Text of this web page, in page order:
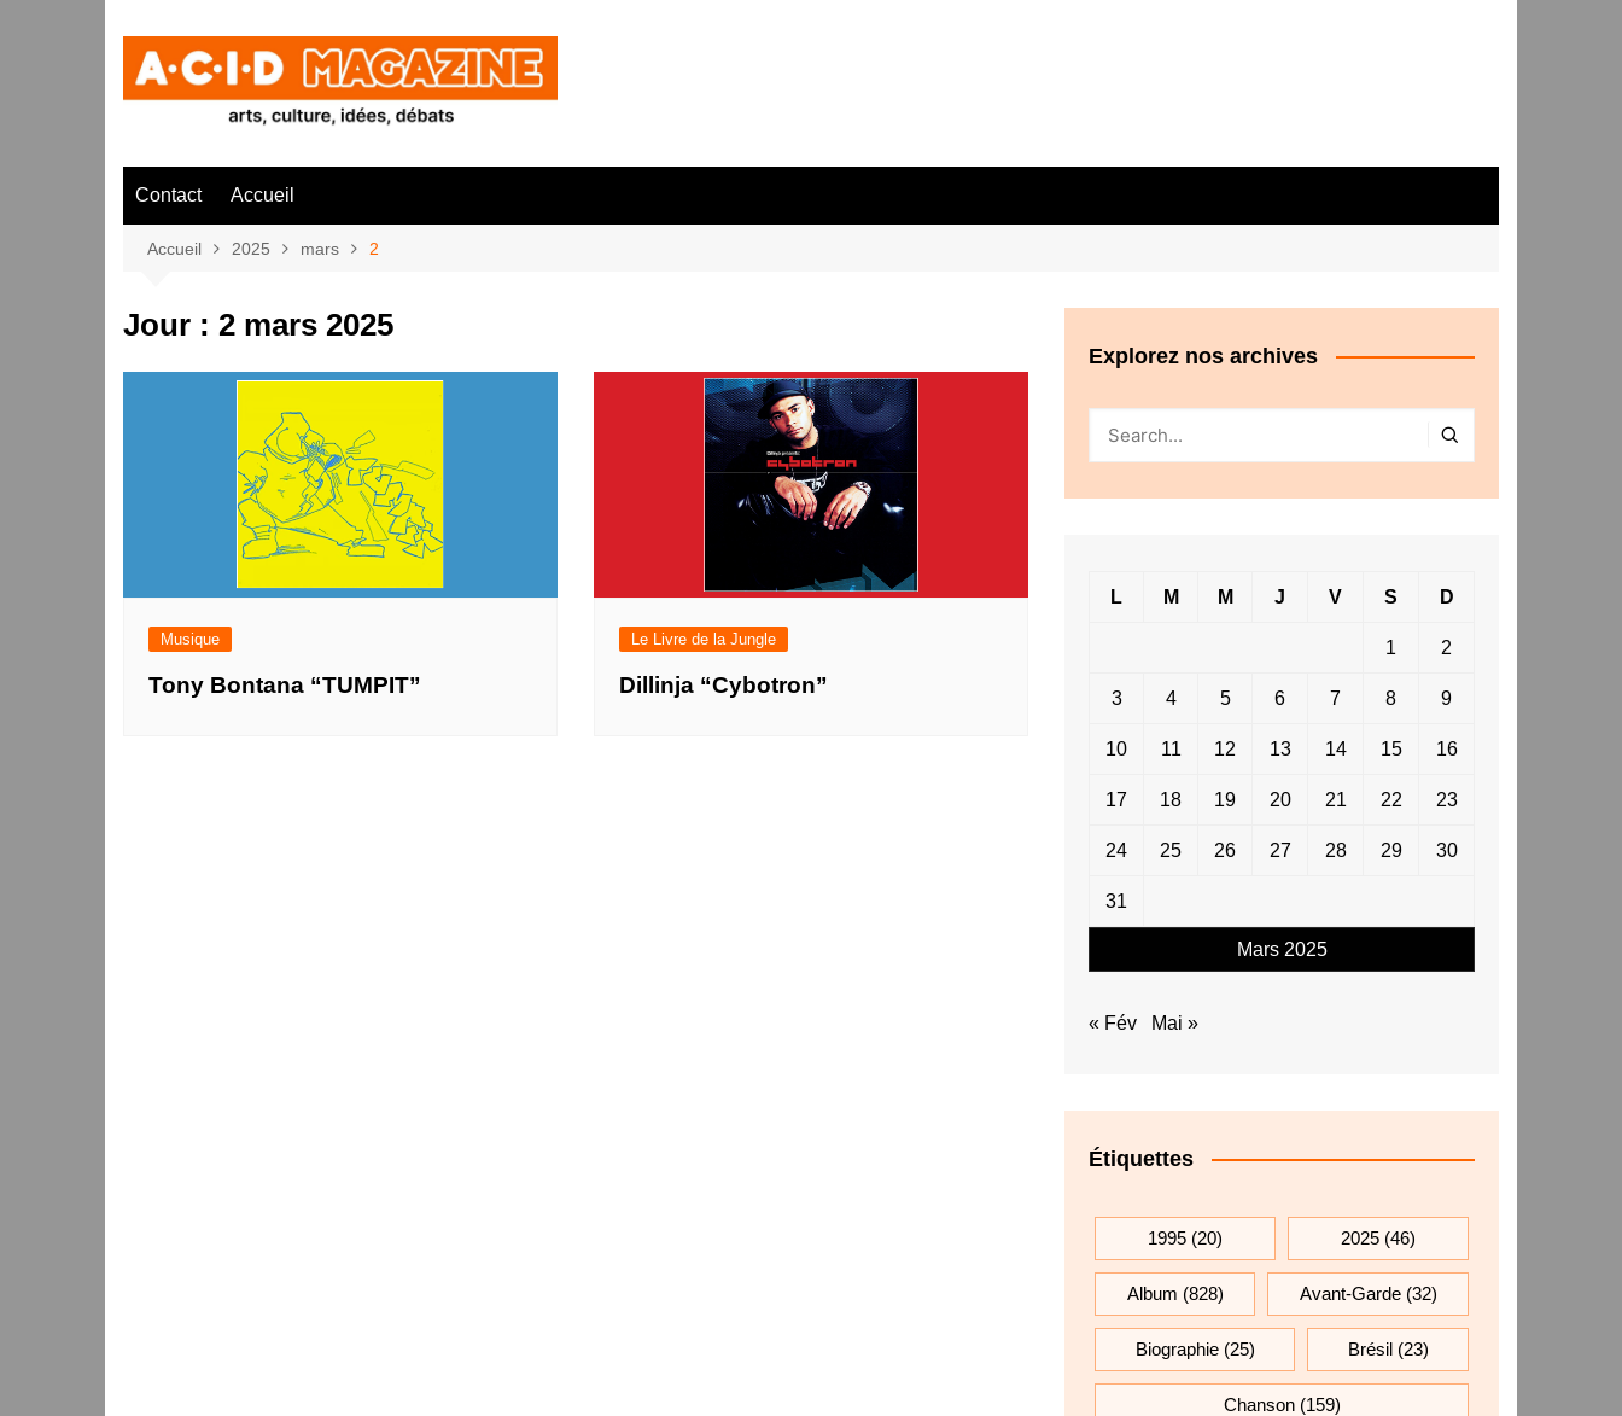
Contact Accueil
Accueil 2025 mars 2
Jour : 2 mars 2025
Musique
Tony Bontana “TUMPIT”
Le Livre de la Jungle
Dillinja “Cybotron”
Explorez nos archives
Mars 2025
L M M J V S D
1 2
3 4 5 6 7 8 9
10 11 12 13 14 15 16
17 18 19 20 21 22 23
24 25 26 27 28 29 30
31
« Fév Mai »
Étiquettes
1995 (20) 2025 (46)
Album (828) Avant-Garde(32)
Biographie(25) Brésil(23)
Chanson(159)